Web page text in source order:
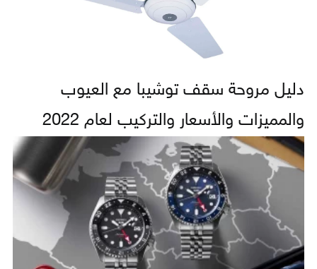
دليل مروحة سقف توشيبا مع العيوب
والمميزات والأسعار والتركيب لعام 2022